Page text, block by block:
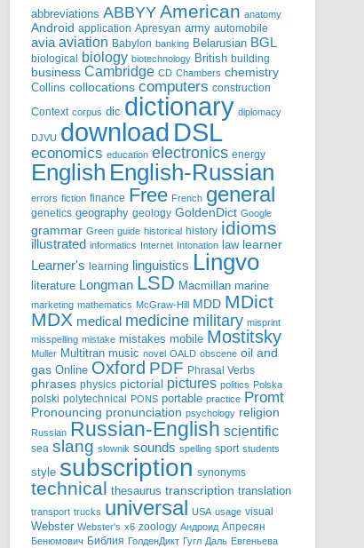
abbreviations ABBYY American anatomy
Android application Apresyan army automobile
avia aviation Babylon banking Belarusian BGL
biological biology biotechnology British building
business Cambridge CD Chambers chemistry
Collins collocations computers construction
Context corpus dic dictionary diplomacy
DJVU download DSL
economics education electronics energy
English English-Russian
errors fiction finance Free French general
genetics geography geology GoldenDict Google
grammar Green guide historical history idioms
illustrated informatics Internet Intonation law learner
Learner's learning linguistics Lingvo
literature Longman LSD Macmillan marine
marketing mathematics McGraw-Hill MDD MDict
MDX medical medicine military misprint
misspelling mistake mistakes mobile Mostitsky
Muller Multitran music novel OALD obscene oil and
gas Online Oxford PDF Phrasal Verbs
phrases physics pictorial pictures politics Polska
polski polytechnical PONS portable practice Promt
Pronouncing pronunciation psychology religion
Russian Russian-English scientific
sea slang slownik sounds spelling sport students
style subscription synonyms
technical thesaurus transcription translation
transport trucks universal USA usage visual
Webster Webster's x6 zoology Андроид Апресян
Бенюмович Библия ГолденДикт Гугл Даль Евгеньева